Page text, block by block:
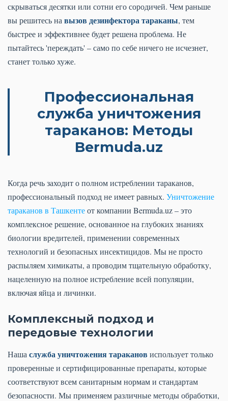
скрываться десятки или сотни его сородичей. Чем раньше
вы решитесь на вызов дезинфектора тараканы, тем
быстрее и эффективнее будет решена проблема. Не
пытайтесь 'переждать' – само по себе ничего не исчезнет,
станет только хуже.
Профессиональная
служба уничтожения
тараканов: Методы
Bermuda.uz
Когда речь заходит о полном истреблении тараканов,
профессиональный подход не имеет равных. Уничтожение
тараканов в Ташкентеот компании Bermuda.uz – это
комплексное решение, основанное на глубоких знаниях
биологии вредителей, применении современных
технологий и безопасных инсектицидов. Мы не просто
распыляем химикаты, а проводим тщательную обработку,
нацеленную на полное истребление всей популяции,
включая яйца и личинки.
Комплексный подход и
передовые технологии
Наша служба уничтожения тараканов использует только
проверенные и сертифицированные препараты, которые
соответствуют всем санитарным нормам и стандартам
безопасности. Мы применяем различные методы обработки,